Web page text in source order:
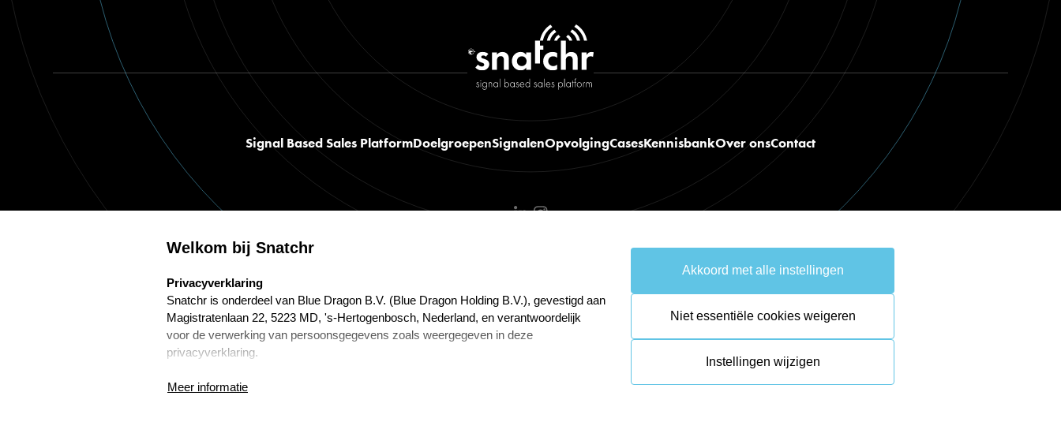
Signal Based Sales PlatformDoelgroepenSignalenOpvolgingCasesKennisbankOver onsContact
snatchr. Alle rechten voorbehouden.PrivacybeleidAlgemene voorwaardenCookies resetten
Welkom bij Snatchr
select language
Privacyverklaring
Snatchr is onderdeel van Blue Dragon B.V. (Blue Dragon Holding B.V.), gevestigd aan
Magistratenlaan 22, 5223 MD, 's-Hertogenbosch, Nederland, en verantwoordelijk
voor de verwerking van persoonsgegevens zoals weergegeven in deze
privacyverklaring.
Frans Wijnenga is de Functionaris Gegevensbescherming van Blue Dragon Online
Meer informatie
Akkoord met alle instellingen
Niet essentiële cookies weigeren
Instellingen wijzigen